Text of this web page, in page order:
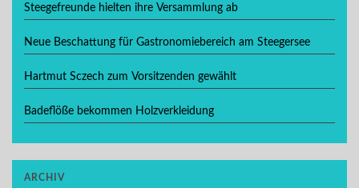
Steegefreunde hielten ihre Versammlung ab
Neue Beschattung für Gastronomiebereich am Steegersee
Hartmut Sczech zum Vorsitzenden gewählt
Badeflöße bekommen Holzverkleidung
ARCHIV